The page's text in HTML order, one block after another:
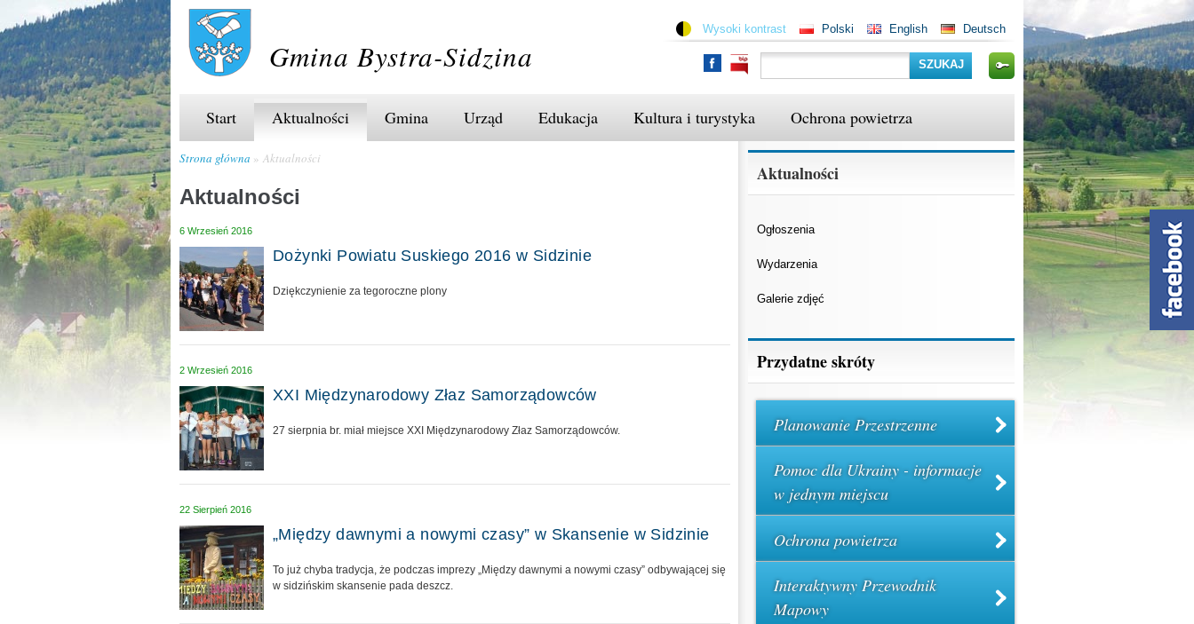
Polski English Deutsch
Wysoki kontrast
Gmina Bystra-Sidzina Szukaj
Start Aktualności Gmina Urząd Edukacja Kultura i turystyka Ochrona powietrza
Strona główna Aktualności
Aktualności
6 Wrzesień 2016
Dożynki Powiatu Suskiego 2016 w Sidzinie
Dziękczynienie za tegoroczne plony
2 Wrzesień 2016
XXI Międzynarodowy Złaz Samorządowców
27 sierpnia br. miał miejsce XXI Międzynarodowy Złaz Samorządowców.
22 Sierpień 2016
„Między dawnymi a nowymi czasy” w Skansenie w Sidzinie
To już chyba tradycja, że podczas imprezy „Między dawnymi a nowymi czasy” odbywającej się
w sidzińskim skansenie pada deszcz.
Aktualności
Ogłoszenia
Wydarzenia
Galerie zdjęć
Przydatne skróty
Planowanie Przestrzenne
Pomoc dla Ukrainy - informacje
w jednym miejscu
Ochrona powietrza
Interaktywny Przewodnik
Mapowy